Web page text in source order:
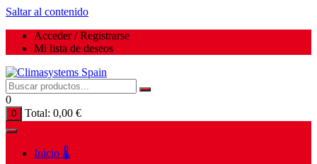
Saltar al contenido
Acceder / Registrarse
Mi lista de deseos
0
0 Total: 0,00 €
Inicio 🌡️